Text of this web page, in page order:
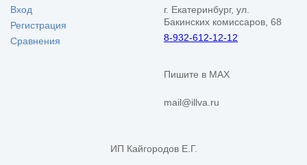
Вход
Регистрация
Сравнения
г. Екатеринбург, ул.
Бакинских комиссаров, 68
8-932-612-12-12
Пишите в MAX
mail@illva.ru
ИП Кайгородов Е.Г.